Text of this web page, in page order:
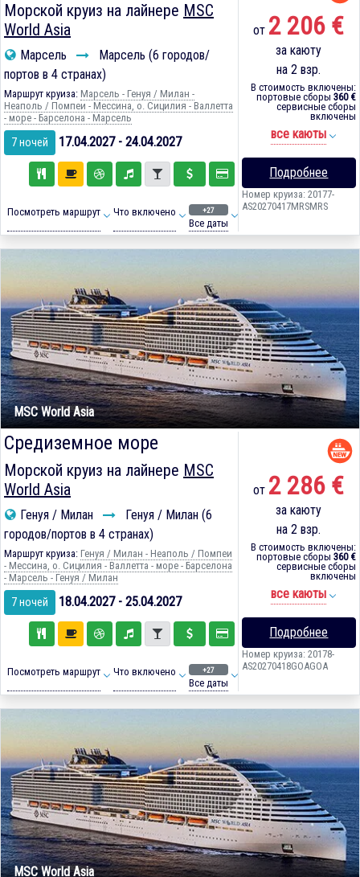
Морской круиз на лайнере MSC
World Asia
Марсель
Марсель (6 городов/
портов в 4 странах)
Маршрут круиза: Марсель - Генуя / Милан -
Неаполь / Помпеи - Мессина, о. Сицилия - Валлетта
- море - Барселона - Марсель
7 ночей 17.04.2027 - 24.04.2027
Посмотреть маршрут Что включено +27
Все даты
от 2 206 €
за каюту
на 2 взр.
В стоимость включены:
портовые сборы 360 €
сервисные сборы
включены
все каюты
Подробнее
Номер круиза: 20177-
AS20270417MRSMRS
MSC World Asia
Средиземное море
Морской круиз на лайнере MSC
World Asia
Генуя / Милан
Генуя / Милан (6
городов/портов в 4 странах)
Маршрут круиза: Генуя / Милан - Неаполь / Помпеи
- Мессина, о. Сицилия - Валлетта - море - Барселона
- Марсель - Генуя / Милан
7 ночей 18.04.2027 - 25.04.2027
Посмотреть маршрут Что включено +27
Все даты
от 2 286 €
за каюту
на 2 взр.
В стоимость включены:
портовые сборы 360 €
сервисные сборы
включены
все каюты
Подробнее
Номер круиза: 20178-
AS20270418GOAGOA
MSC World Asia